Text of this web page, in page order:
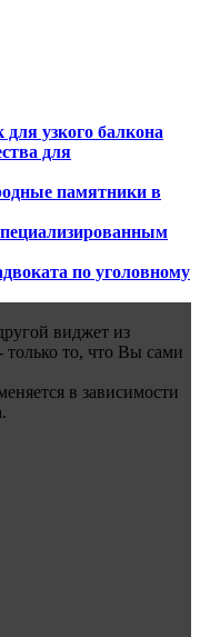
узкого балкона
для
памятники в
по уголовному
виджет из
то, что Вы сами
в зависимости